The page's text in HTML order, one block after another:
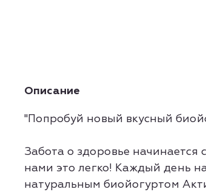
Описание
"Попробуй новый вкусный
Забота о здоровье
нами это легко! Каждый день
натуральным биойогуртом